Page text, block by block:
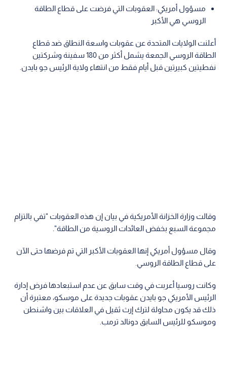
مسؤول أمريكي: العقوبات التي فرضت على قطاع الطاقة
الروسي هي الأكبر
أعلنت الولايات المتحدة عن عقوبات واسعة النطاق ضد قطاع
الطاقة الروسي الجمعة يشمل أكثر من 180 سفينة وشركتين
نفطيتين كبيرتين قبل أيام فقط من انتهاء ولاية الرئيس جو بايدن.
وقالت وزارة الخزانة الأمريكية في بيان إن هذه العقوبات "تفي بالتزام
مجموعة السبع بخفض العائدات الروسية من الطاقة".
وقال مسؤول أمريكي إنها العقوبات الأكبر التي تم فرضها حتى الآن
على قطاع الطاقة الروسي.
وكانت روسيا أعربت في وقت سابق عن عدم استبعادها فرض إدارة
الرئيس الأمريكي جو بايدن عقوبات جديدة على موسكو، معتبرة أن
ذلك قد يكون محاولة لترك إرث ثقيل في العلاقات بين واشنطن
وموسكو للرئيس السابق دونالد ترمب.